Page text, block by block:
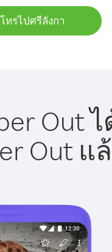
ทรไปศรีลังกา
Out
Out